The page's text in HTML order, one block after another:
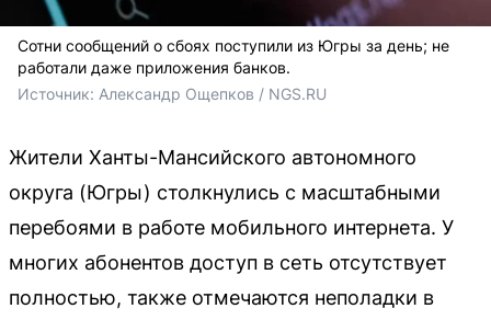
Сотни сообщений о сбоях поступили из Югры за день; не
работали даже приложения банков.
Источник: Александр Ощепков / NGS.RU
Жители Ханты-Мансийского автономного
округа (Югры) столкнулись с масштабными
перебоями в работе мобильного интернета. У
многих абонентов доступ в сеть отсутствует
полностью, также отмечаются неполадки в